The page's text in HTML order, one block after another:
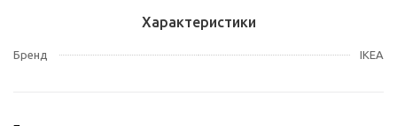
Характеристики
Бренд IKEA